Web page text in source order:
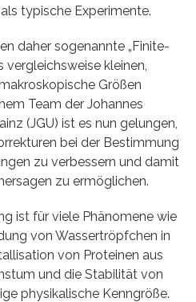
typische Experimente.
daher sogenannte „Finite-
vergleichsweise kleinen,
Größen
Team der Johannes
(JGU) ist es nun gelungen,
bei der Bestimmung
zu verbessern und damit
zu ermöglichen.
ist für viele Phänomene wie
von Wassertröpfchen in
von Proteinen aus
und die Stabilität von
physikalische Kenngröße.